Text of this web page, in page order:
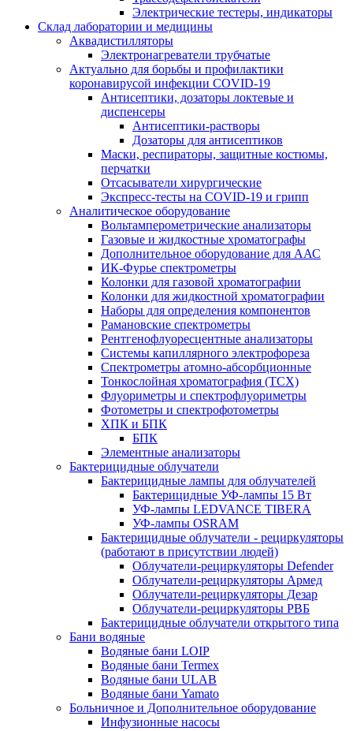
Электрические тестеры, индикаторы
Склад лаборатории и медицины
Аквадистилляторы
Электронагреватели трубчатые
Актуально для борьбы и профилактики
коронавирусой инфекции COVID-19
Антисептики, дозаторы локтевые и
диспенсеры
Антисептики-растворы
Дозаторы для антисептиков
Маски, респираторы, защитные костюмы,
перчатки
Отсасыватели хирургические
Экспресс-тесты на COVID-19 и грипп
Аналитическое оборудование
Вольтамперометрические анализаторы
Газовые и жидкостные хроматографы
Дополнительное оборудование для ААС
ИК-Фурье спектрометры
Колонки для газовой хроматографии
Колонки для жидкостной хроматографии
Наборы для определения компонентов
Рамановские спектрометры
Рентгенофлуоресцентные анализаторы
Системы капиллярного электрофореза
Спектрометры атомно-абсорбционные
Тонкослойная хроматография (ТСХ)
Флуориметры и спектрофлуориметры
Фотометры и спектрофотометры
ХПК и БПК
БПК
Элементные анализаторы
Бактерицидные облучатели
Бактерицидные лампы для облучателей
Бактерицидные УФ-лампы 15 Вт
УФ-лампы LEDVANCE TIBERA
УФ-лампы OSRAM
Бактерицидные облучатели - рециркуляторы
(работают в присутствии людей)
Облучатели-рециркуляторы Defender
Облучатели-рециркуляторы Армед
Облучатели-рециркуляторы Дезар
Облучатели-рециркуляторы РВБ
Бактерицидные облучатели открытого типа
Бани водяные
Водяные бани LOIP
Водяные бани Termex
Водяные бани ULAB
Водяные бани Yamato
Больничное и Дополнительное оборудование
Инфузионные насосы